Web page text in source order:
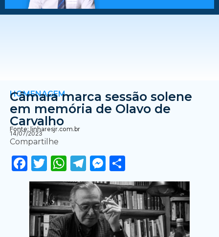
HOMENAGEM
Câmara marca sessão solene
em memória de Olavo de
Carvalho
Fonte: linharesjr.com.br
14/07/2023
Compartilhe
Facebook
Twitter
WhatsApp
Telegram
Messenger